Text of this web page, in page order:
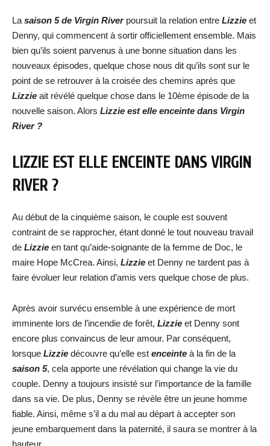
La saison 5 de Virgin River poursuit la relation entre Lizzie et
Denny, qui commencent à sortir officiellement ensemble. Mais
bien qu’ils soient parvenus à une bonne situation dans les
nouveaux épisodes, quelque chose nous dit qu’ils sont sur le
point de se retrouver à la croisée des chemins après que
Lizzie ait révélé quelque chose dans le 10ème épisode de la
nouvelle saison. Alors Lizzie est elle enceinte dans Virgin
River ?
LIZZIE EST ELLE ENCEINTE DANS VIRGIN
RIVER ?
Au début de la cinquième saison, le couple est souvent
contraint de se rapprocher, étant donné le tout nouveau travail
de Lizzie en tant qu’aide-soignante de la femme de Doc, le
maire Hope McCrea. Ainsi, Lizzie et Denny ne tardent pas à
faire évoluer leur relation d’amis vers quelque chose de plus.
Après avoir survécu ensemble à une expérience de mort
imminente lors de l’incendie de forêt, Lizzie et Denny sont
encore plus convaincus de leur amour. Par conséquent,
lorsque Lizzie découvre qu’elle est enceinte à la fin de la
saison 5, cela apporte une révélation qui change la vie du
couple. Denny a toujours insisté sur l’importance de la famille
dans sa vie. De plus, Denny se révèle être un jeune homme
fiable. Ainsi, même s’il a du mal au départ à accepter son
jeune embarquement dans la paternité, il saura se montrer à la
hauteur.